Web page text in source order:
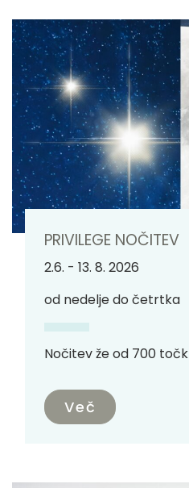
PRIVILEGE NOČITEV
2.6. - 13. 8. 2026
od nedelje do četrtka
Nočitev že od 700 točk
Več